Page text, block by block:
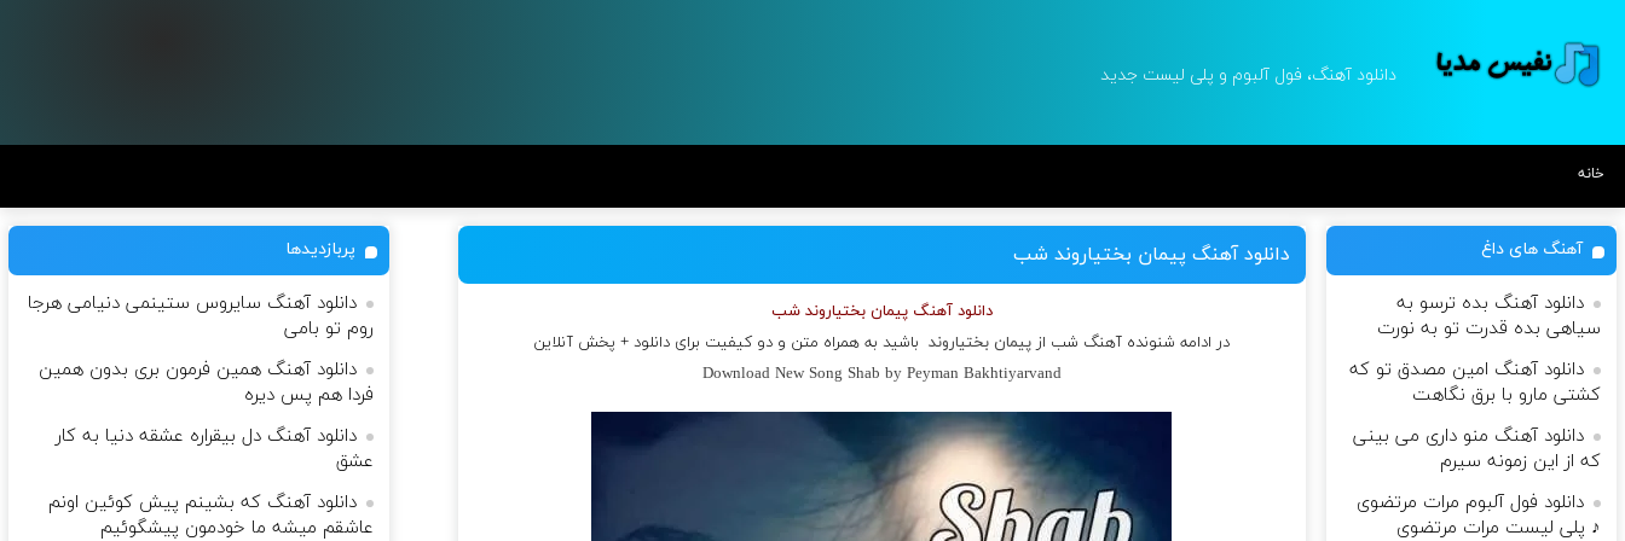
دانلود آهنگ، فول آلبوم و پلی لیست جدید
خانه
دانلود آهنگ پیمان بختیاروند شب
دانلود آهنگ پیمان بختیاروند شب
در ادامه شنونده آهنگ شب از پیمان بختیاروندباشید به همراه متن و دو کیفیت برای دانلود + پخش آنلاین
Download New Song Shab by Peyman Bakhtiyarvand
آهنگ های داغ
دانلود آهنگ بده ترسو به
سیاهی بده قدرت تو به نورت
دانلود آهنگ امین مصدق تو که
کشتی مارو با برق نگاهت
دانلود آهنگ منو داری می بینی
که از این زمونه سیرم
دانلود فول آلبوم مرات مرتضوی
♪ پلی لیست مرات مرتضوی
پربازدیدها
دانلود آهنگ سایروس ستینمی دنیامی هرجا
روم تو بامی
دانلود آهنگ همین فرمون بری بدون همین
فردا هم پس دیره
دانلود آهنگ دل بیقراره عشقه دنیا به کار
عشق
دانلود آهنگ که بشینم پیش کوئین اونم
عاشقم میشه ما خودمون پیشگوئیم